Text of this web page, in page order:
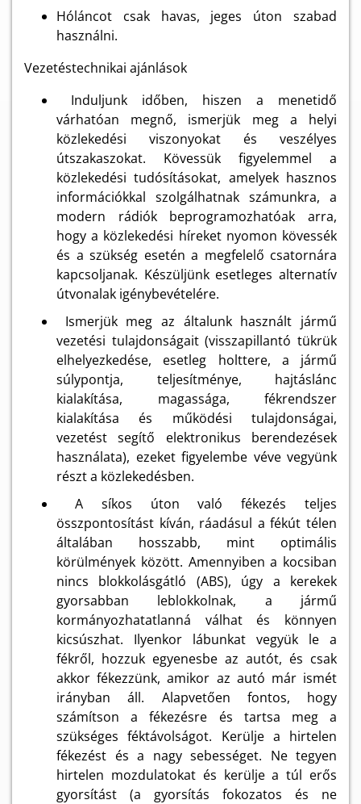
Hóláncot csak havas, jeges úton szabad
használni.
Vezetéstechnikai ajánlások
Induljunk időben, hiszen a menetidő
várhatóan megnő, ismerjük meg a helyi
közlekedési viszonyokat és veszélyes
útszakaszokat. Kövessük figyelemmel a
közlekedési tudósításokat, amelyek hasznos
információkkal szolgálhatnak számunkra, a
modern rádiók beprogramozhatóak arra,
hogy a közlekedési híreket nyomon kövessék
és a szükség esetén a megfelelő csatornára
kapcsoljanak. Készüljünk esetleges alternatív
útvonalak igénybevételére.
Ismerjük meg az általunk használt jármű
vezetési tulajdonságait (visszapillantó tükrük
elhelyezkedése, esetleg holttere, a jármű
súlypontja, teljesítménye, hajtáslánc
kialakítása, magassága, fékrendszer
kialakítása és működési tulajdonságai,
vezetést segítő elektronikus berendezések
használata), ezeket figyelembe véve vegyünk
részt a közlekedésben.
A síkos úton való fékezés teljes
összpontosítást kíván, ráadásul a fékút télen
általában hosszabb, mint optimális
körülmények között. Amennyiben a kocsiban
nincs blokkolásgátló (ABS), úgy a kerekek
gyorsabban leblokkolnak, a jármű
kormányozhatatlanná válhat és könnyen
kicsúszhat. Ilyenkor lábunkat vegyük le a
fékről, hozzuk egyenesbe az autót, és csak
akkor fékezzünk, amikor az autó már ismét
irányban áll. Alapvetően fontos, hogy
számítson a fékezésre és tartsa meg a
szükséges féktávolságot. Kerülje a hirtelen
fékezést és a nagy sebességet. Ne tegyen
hirtelen mozdulatokat és kerülje a túl erős
gyorsítást (a gyorsítás fokozatos és ne